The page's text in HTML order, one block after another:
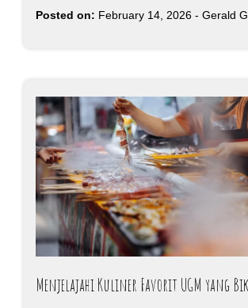
Posted on: February 14, 2026 - Gerald
Menjelajahi Kuliner Favorit UGM yang